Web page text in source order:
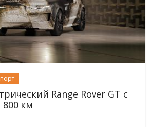
Range Rover GT с
800 км